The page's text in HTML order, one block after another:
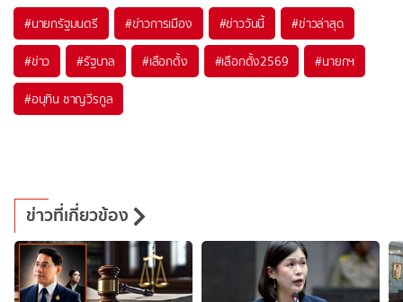
#นายกรัฐมนตรี #ข่าวการเมือง #ข่าววันนี้ #ข่าวล่าสุด
#ข่าว #รัฐบาล #เลือกตั้ง #เลือกตั้ง2569 #นายกฯ
#อนุทิน ชาญวีรกูล
ข่าวที่เกี่ยวข้อง